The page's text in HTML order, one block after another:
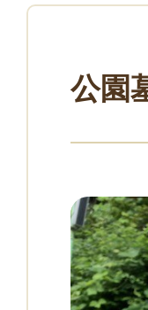
公園